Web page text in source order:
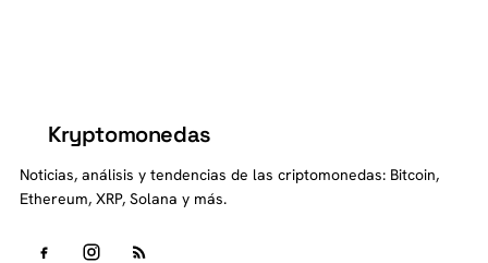
Kryptomonedas
Noticias, análisis y tendencias de las criptomonedas: Bitcoin,
Ethereum, XRP, Solana y más.